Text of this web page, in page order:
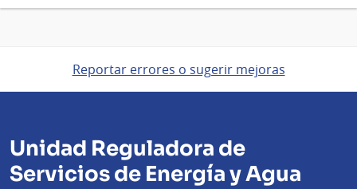
Reportar errores o sugerir mejoras
Unidad Reguladora de
Servicios de Energía y Agua